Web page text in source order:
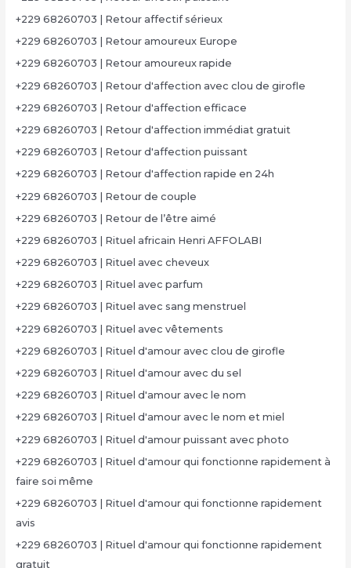
+229 68260703 | Retour affectif sérieux
+229 68260703 | Retour amoureux Europe
+229 68260703 | Retour amoureux rapide
+229 68260703 | Retour d'affection avec clou de girofle
+229 68260703 | Retour d'affection efficace
+229 68260703 | Retour d'affection immédiat gratuit
+229 68260703 | Retour d'affection puissant
+229 68260703 | Retour d'affection rapide en 24h
+229 68260703 | Retour de couple
+229 68260703 | Retour de l’être aimé
+229 68260703 | Rituel africain Henri AFFOLABI
+229 68260703 | Rituel avec cheveux
+229 68260703 | Rituel avec parfum
+229 68260703 | Rituel avec sang menstruel
+229 68260703 | Rituel avec vêtements
+229 68260703 | Rituel d'amour avec clou de girofle
+229 68260703 | Rituel d'amour avec du sel
+229 68260703 | Rituel d'amour avec le nom
+229 68260703 | Rituel d'amour avec le nom et miel
+229 68260703 | Rituel d'amour puissant avec photo
+229 68260703 | Rituel d'amour qui fonctionne rapidement à
faire soi même
+229 68260703 | Rituel d'amour qui fonctionne rapidement
avis
+229 68260703 | Rituel d'amour qui fonctionne rapidement
gratuit